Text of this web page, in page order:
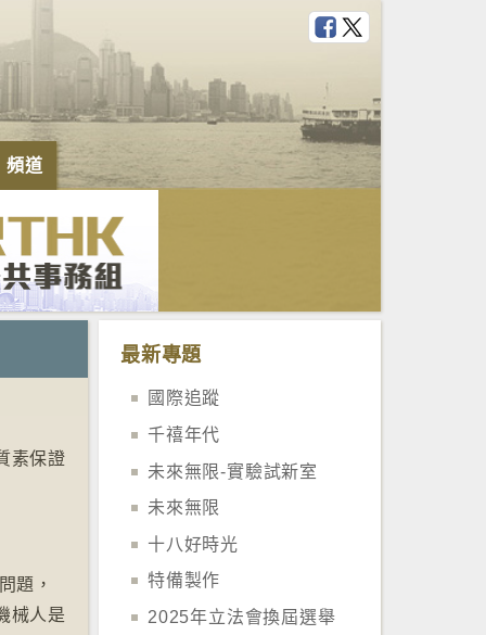
道
素保證
題，
械人是
最新專題
國際追蹤
千禧年代
未來無限-實驗試新室
未來無限
十八好時光
特備製作
2025年立法會換屆選舉